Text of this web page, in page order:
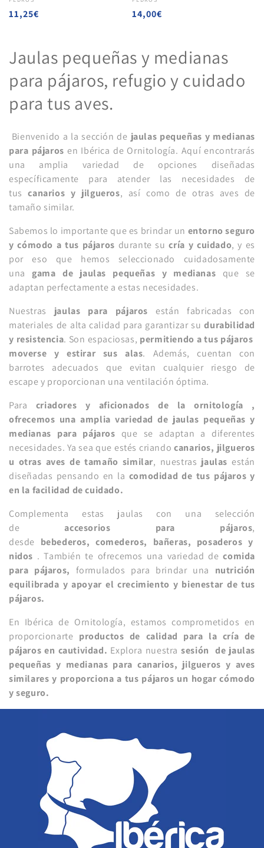
Precio
11,25€
Precio
14,00€
C
o
l
c
c
i
ó
n
:
Jaulas pequeñas y medianas
para pájaros, refugio y cuidado
para tus aves.
Bienvenido a la sección de jaulas pequeñas y medianas
para pájaros en Ibérica de Ornitología. Aquí encontrarás
una amplia variedad de opciones diseñadas
específicamente para atender las necesidades de
tus canarios y jilgueros, así como de otras aves de
tamaño similar.
Sabemos lo importante que es brindar un entorno seguro
y cómodo a tus pájaros durante su cría y cuidado, y es
por eso que hemos seleccionado cuidadosamente
una
gama de jaulas pequeñas y medianas
que se
adaptan perfectamente a estas necesidades.
Nuestras
jaulas para pájaros
están fabricadas con
materiales de alta calidad para garantizar su durabilidad
y resistencia. Son espaciosas, permitiendo a tus pájaros
moverse y estirar sus alas. Además, cuentan con
barrotes adecuados que evitan cualquier riesgo de
escape y proporcionan una ventilación óptima.
Para
criadores y aficionados de la ornitología ,
ofrecemos una amplia variedad de jaulas pequeñas y
medianas para pájaros que se adaptan a diferentes
necesidades. Ya sea que estés criando canarios, jilgueros
u otras aves de tamaño similar, nuestras jaulas están
diseñadas pensando en la comodidad de tus pájaros y
en la facilidad de cuidado.
Complementa estas jaulas con una selección
de
accesorios para pájaros,
desde bebederos, comederos, bañeras, posaderos y
nidos . También te ofrecemos una variedad de comida
para pájaros, formulados para brindar una
nutrición
equilibrada y apoyar el crecimiento y bienestar de tus
pájaros.
En Ibérica de Ornitología, estamos comprometidos en
proporcionarte productos de calidad para la cría de
pájaros en cautividad. Explora nuestra sesión de jaulas
pequeñas y medianas para canarios, jilgueros y aves
similares y proporciona a tus pájaros un hogar cómodo
y seguro.